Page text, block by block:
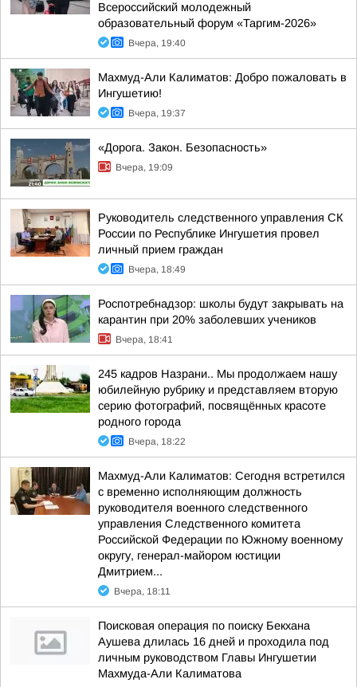
Всероссийский молодежный
образовательный форум «Таргим-2026»
Вчера, 19:40
Махмуд-Али Калиматов: Добро пожаловать в
Ингушетию!
Вчера, 19:37
«Дорога. Закон. Безопасность»
Вчера, 19:09
Руководитель следственного управления СК
России по Республике Ингушетия провел
личный прием граждан
Вчера, 18:49
Роспотребнадзор: школы будут закрывать на
карантин при 20% заболевших учеников
Вчера, 18:41
245 кадров Назрани.. Мы продолжаем нашу
юбилейную рубрику и представляем вторую
серию фотографий, посвящённых красоте
родного города
Вчера, 18:22
Махмуд-Али Калиматов: Сегодня встретился
с временно исполняющим должность
руководителя военного следственного
управления Следственного комитета
Российской Федерации по Южному военному
округу, генерал-майором юстиции
Дмитрием...
Вчера, 18:11
Поисковая операция по поиску Бекхана
Аушева длилась 16 дней и проходила под
личным руководством Главы Ингушетии
Махмуда-Али Калиматова